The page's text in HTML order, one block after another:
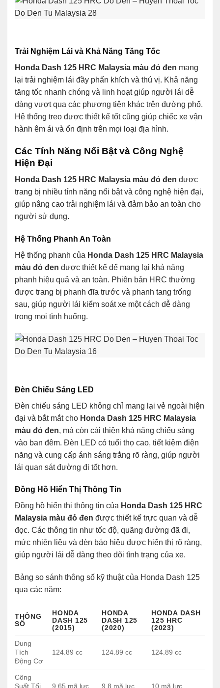
Trải Nghiệm Lái và Khả Năng Tăng Tốc
Honda Dash 125 HRC Malaysia màu đỏ đen mang
lại trải nghiệm lái đầy phấn khích và thú vị. Khả năng
tăng tốc nhanh chóng và linh hoạt giúp người lái dễ
dàng vượt qua các phương tiện khác trên đường phố.
Hệ thống treo được thiết kế tốt cũng giúp chiếc xe vận
hành êm ái và ổn định trên mọi loại địa hình.
Các Tính Năng Nổi Bật và Công Nghệ
Hiện Đại
Honda Dash 125 HRC Malaysia màu đỏ đen được
trang bị nhiều tính năng nổi bật và công nghệ hiện đại,
giúp nâng cao trải nghiệm lái và đảm bảo an toàn cho
người sử dụng.
Hệ Thống Phanh An Toàn
Hệ thống phanh của Honda Dash 125 HRC Malaysia
màu đỏ đen được thiết kế để mang lại khả năng
phanh hiệu quả và an toàn. Phiên bản HRC thường
được trang bị phanh đĩa trước và phanh tang trống
sau, giúp người lái kiểm soát xe một cách dễ dàng
trong mọi tình huống.
Đèn Chiếu Sáng LED
Đèn chiếu sáng LED không chỉ mang lại vẻ ngoài hiện
đại và bắt mắt cho Honda Dash 125 HRC Malaysia
màu đỏ đen, mà còn cải thiện khả năng chiếu sáng
vào ban đêm. Đèn LED có tuổi thọ cao, tiết kiệm điện
năng và cung cấp ánh sáng trắng rõ ràng, giúp người
lái quan sát đường đi tốt hơn.
Đồng Hồ Hiển Thị Thông Tin
Đồng hồ hiển thị thông tin của Honda Dash 125 HRC
Malaysia màu đỏ đen được thiết kế trực quan và dễ
đọc. Các thông tin như tốc độ, quãng đường đã đi,
mức nhiên liệu và đèn báo hiệu được hiển thị rõ ràng,
giúp người lái dễ dàng theo dõi tình trạng của xe.
Bảng so sánh thông số kỹ thuật của Honda Dash 125
qua các năm:
THÔNG
SỐ
HONDA
DASH 125
(2015)
HONDA
DASH 125
(2020)
HONDA DASH
125 HRC
(2023)
Dung
Tích
Động Cơ
124.89 cc 124.89 cc 124.89 cc
Công
Suất Tối
9.65 mã lực 9.8 mã lực 10 mã lực